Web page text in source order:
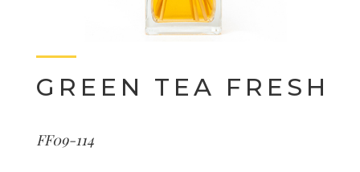
GREEN TEA FRESH
FF09-114